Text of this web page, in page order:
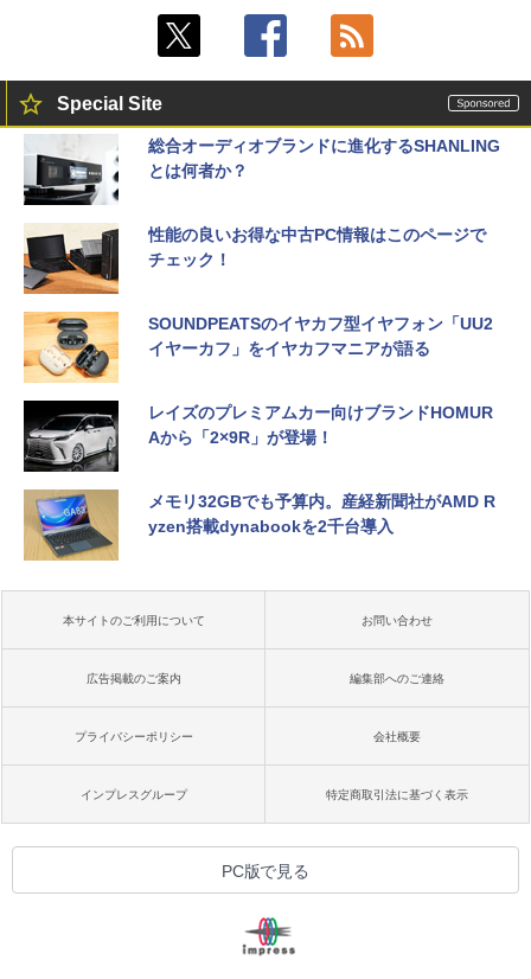
Special Site
総合オーディオブランドに進化するSHANLING
とは何者か？
性能の良いお得な中古PC情報はこのページで
チェック！
SOUNDPEATSのイヤカフ型イヤフォン「UU2
イヤーカフ」をイヤカフマニアが語る
レイズのプレミアムカー向けブランドHOMUR
Aから「2×9R」が登場！
メモリ32GBでも予算内。産経新聞社がAMD R
yzen搭載dynabookを2千台導入
本サイトのご利用について お問い合わせ
広告掲載のご案内 編集部へのご連絡
プライバシーポリシー 会社概要
インプレスグループ 特定商取引法に基づく表示
PC版で見る